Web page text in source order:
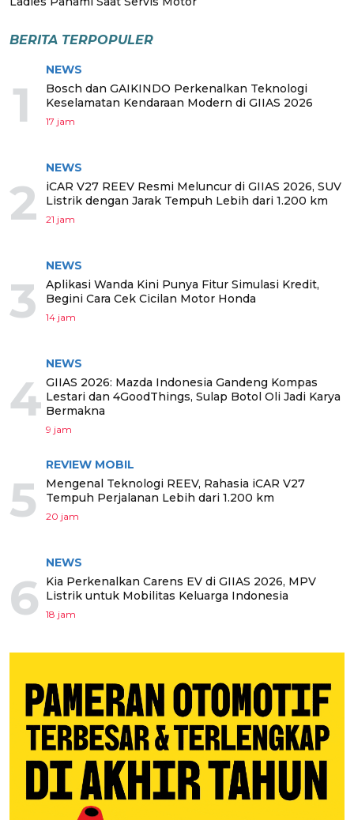
BERITA TERPOPULER
1
NEWS
Bosch dan GAIKINDO Perkenalkan Teknologi
Keselamatan Kendaraan Modern di GIIAS 2026
17 jam
2
NEWS
iCAR V27 REEV Resmi Meluncur di GIIAS 2026, SUV
Listrik dengan Jarak Tempuh Lebih dari 1.200 km
21 jam
3
NEWS
Aplikasi Wanda Kini Punya Fitur Simulasi Kredit,
Begini Cara Cek Cicilan Motor Honda
14 jam
4
NEWS
GIIAS 2026: Mazda Indonesia Gandeng Kompas
Lestari dan 4GoodThings, Sulap Botol Oli Jadi Karya
Bermakna
9 jam
5
REVIEW MOBIL
Mengenal Teknologi REEV, Rahasia iCAR V27
Tempuh Perjalanan Lebih dari 1.200 km
20 jam
6
NEWS
Kia Perkenalkan Carens EV di GIIAS 2026, MPV
Listrik untuk Mobilitas Keluarga Indonesia
18 jam